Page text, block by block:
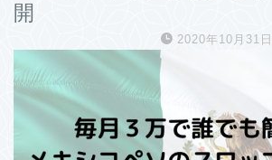
開
2020年10月31日